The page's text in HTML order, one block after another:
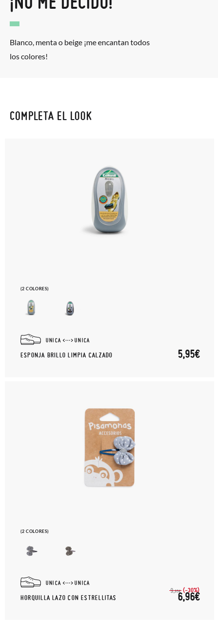
Blanco, menta o beige ¡me encantan todos
los colores!
COMPLETA EL LOOK
(2 COLORES)
UNICA UNICA
ESPONJA BRILLO LIMPIA CALZADO 5,95€
(2 COLORES)
UNICA UNICA
HORQUILLA LAZO CON ESTRELLITAS
9,95€ (-30%)
6,96€